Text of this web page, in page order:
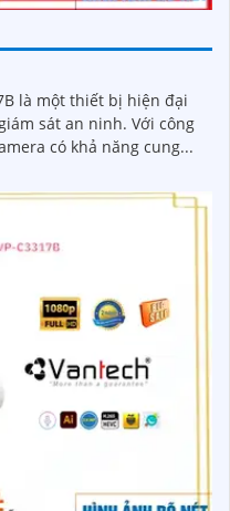
là một thiết bị hiện đại
an ninh. Với công
có khả năng cung...